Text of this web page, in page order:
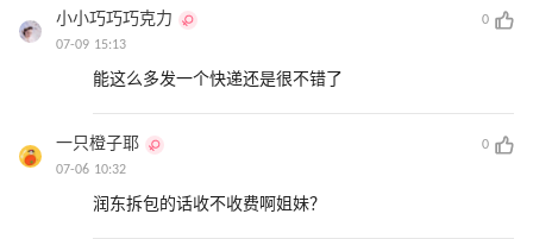
小小巧巧巧克力
0
07-09 15:13
能这么多发一个快递还是很不错了
一只橙子耶
0
07-06 10:32
润东拆包的话收不收费啊姐妹？